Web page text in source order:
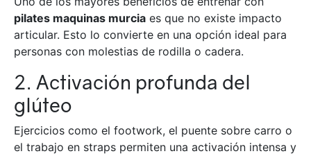
pilates maquinas murcia es que no existe impacto
articular. Esto lo convierte en una opción ideal para
personas con molestias de rodilla o cadera.
2. Activación profunda del
glúteo
Ejercicios como el footwork, el puente sobre carro o
el trabajo en straps permiten una activación intensa y